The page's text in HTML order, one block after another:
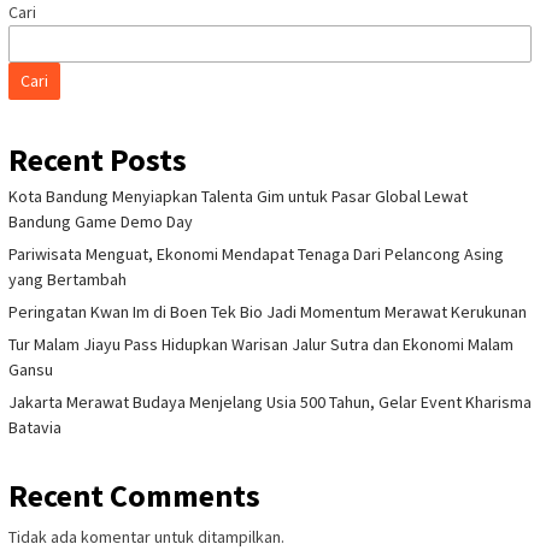
Cari
Cari
Recent Posts
Kota Bandung Menyiapkan Talenta Gim untuk Pasar Global Lewat
Bandung Game Demo Day
Pariwisata Menguat, Ekonomi Mendapat Tenaga Dari Pelancong Asing
yang Bertambah
Peringatan Kwan Im di Boen Tek Bio Jadi Momentum Merawat Kerukunan
Tur Malam Jiayu Pass Hidupkan Warisan Jalur Sutra dan Ekonomi Malam
Gansu
Jakarta Merawat Budaya Menjelang Usia 500 Tahun, Gelar Event Kharisma
Batavia
Recent Comments
Tidak ada komentar untuk ditampilkan.